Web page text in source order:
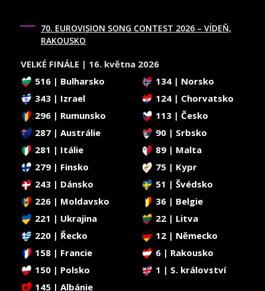
70. EUROVISION SONG CONTEST 2026 – VÍDEŇ,
RAKOUSKO
VELKÉ FINÁLE | 16. května 2026
516 | Bulharsko
134 | Norsko
343 | Izrael
124 | Chorvatsko
296 | Rumunsko
113 | Česko
287 | Austrálie
90 | Srbsko
281 | Itálie
89 | Malta
279 | Finsko
75 | Kypr
243 | Dánsko
51 | Švédsko
226 | Moldavsko
36 | Belgie
221 | Ukrajina
22 | Litva
220 | Řecko
12 | Německo
158 | Francie
6 | Rakousko
150 | Polsko
1 | S. království
145 | Albánie